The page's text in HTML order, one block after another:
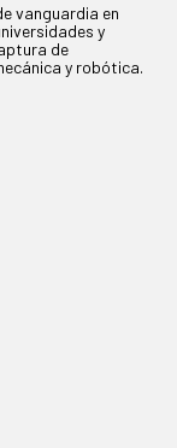
vanguardia en
y
de
y robótica.